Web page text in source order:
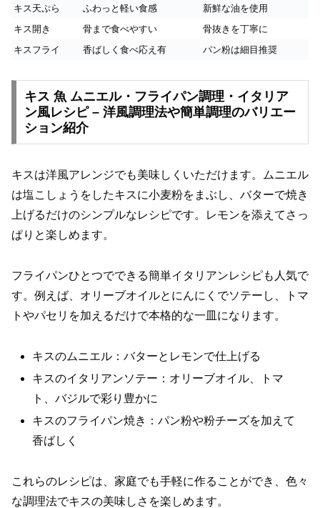
キス天ぷら
ふわっと軽い食感
新鮮な油を使用
キス開き
骨まで食べやすい
骨抜きを丁寧に
キスフライ
香ばしく食べ応え有 パン粉は細目推奨
キス 魚 ムニエル・フライパン調理・イタリア
ン風レシピ – 洋風調理法や簡単調理のバリエー
ション紹介
キスは洋風アレンジでも美味しくいただけます。ムニエル
は塩こしょうをしたキスに小麦粉をまぶし、バターで焼き
上げるだけのシンプルなレシピです。レモンを添えてさっ
ぱりと楽しめます。
フライパンひとつでできる簡単イタリアンレシピも人気で
す。例えば、オリーブオイルとにんにくでソテーし、トマ
トやパセリを加えるだけで本格的な一皿になります。
キスのムニエル：バターとレモンで仕上げる
キスのイタリアンソテー：オリーブオイル、トマ
ト、バジルで彩り豊かに
キスのフライパン焼き：パン粉や粉チーズを加えて
香ばしく
これらのレシピは、家庭でも手軽に作ることができ、色々
な調理法でキスの美味しさを楽しめます。